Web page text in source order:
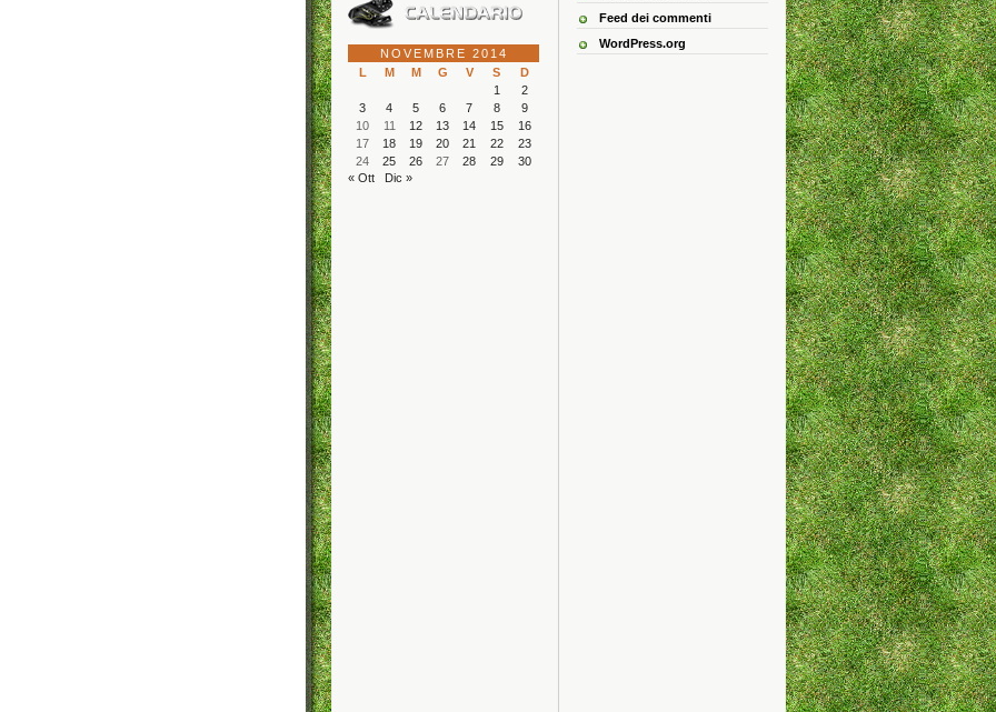
NOVEMBRE 2014
L
M M G V S
D
1
2
3
4 5 6 7 8
9
10
11 12 13 14 15
16
17
18 19 20 21 22
23
24
25 26 27 28 29
30
« Ott
Dic »
Feed dei commenti
WordPress.org